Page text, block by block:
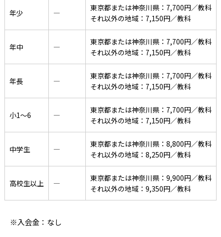
年少 ―
東京都または神奈川県：7,700円／教科
それ以外の地域：7,150円／教科
年中 ―
東京都または神奈川県：7,700円／教科
それ以外の地域：7,150円／教科
年長 ―
東京都または神奈川県：7,700円／教科
それ以外の地域：7,150円／教科
小1〜6 ―
東京都または神奈川県：7,700円／教科
それ以外の地域：7,150円／教科
中学生 ―
東京都または神奈川県：8,800円／教科
それ以外の地域：8,250円／教科
高校生以上 ―
東京都または神奈川県：9,900円／教科
それ以外の地域：9,350円／教科
※入会金：なし